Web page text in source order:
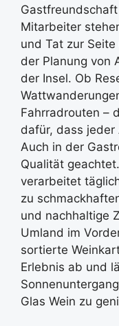
Mitarbeiter
und Tat zur
der Planung von
der Insel. Ob
Fahrradrouten –
dafür, dass
Auch in der
Qualität
verarbeitet
zu
und nachhaltige
Umland im
sortierte
Erlebnis ab und
Glas Wein zu